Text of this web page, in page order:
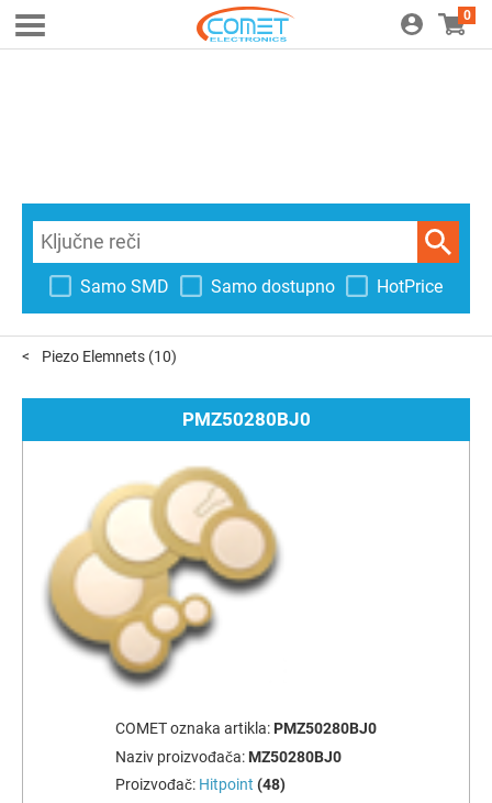
0
Samo SMD Samo dostupno HotPrice
Piezo Elemnets (10)
PMZ50280BJ0
COMET oznaka artikla: PMZ50280BJ0
Naziv proizvođača: MZ50280BJ0
Proizvođač: Hitpoint (48)